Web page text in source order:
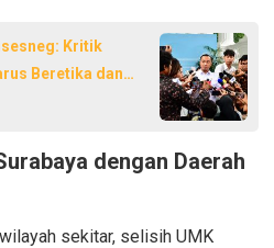
Kritik
Beretika dan
dengan Daerah
sekitar, selisih UMK